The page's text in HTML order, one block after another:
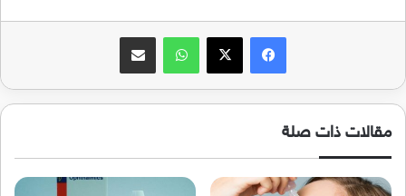
فيسبوك‫X واتساب مشاركة عبر البريد
مقالات ذات صلة